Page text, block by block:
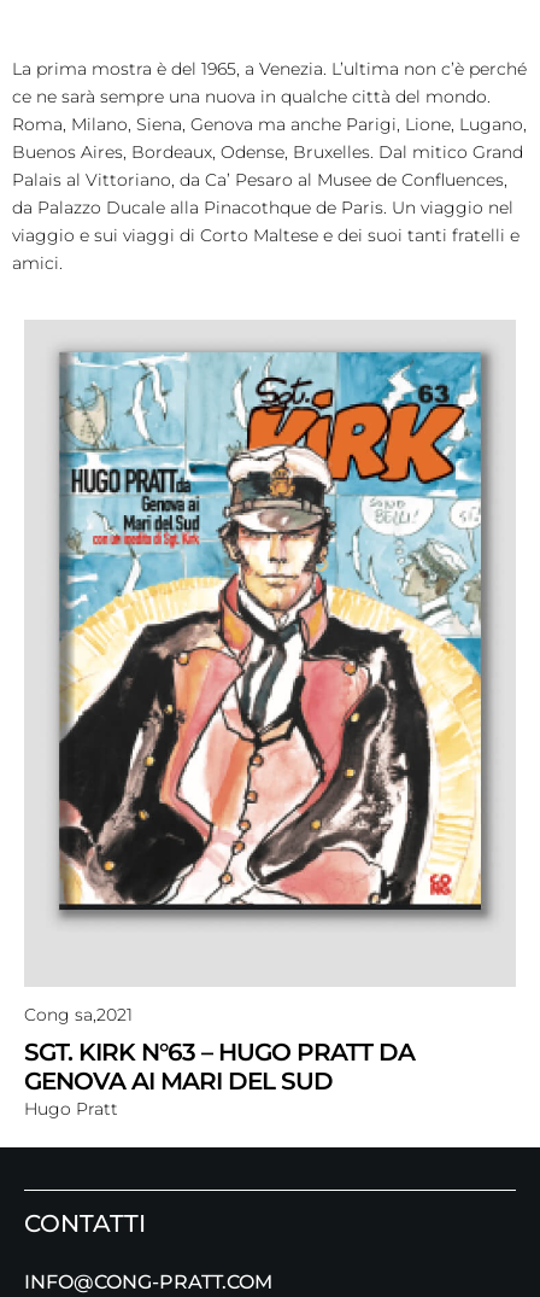
La prima mostra è del 1965, a Venezia. L’ultima non c’è perché
ce ne sarà sempre una nuova in qualche città del mondo.
Roma, Milano, Siena, Genova ma anche Parigi, Lione, Lugano,
Buenos Aires, Bordeaux, Odense, Bruxelles. Dal mitico Grand
Palais al Vittoriano, da Ca’ Pesaro al Musee de Confluences,
da Palazzo Ducale alla Pinacothque de Paris. Un viaggio nel
viaggio e sui viaggi di Corto Maltese e dei suoi tanti fratelli e
amici.
Cong sa,2021
SGT. KIRK N°63 – HUGO PRATT DA
GENOVA AI MARI DEL SUD
Hugo Pratt
CONTATTI
INFO@CONG-PRATT.COM